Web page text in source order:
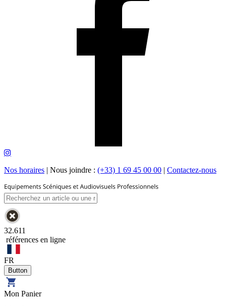
Nos horaires | Nous joindre : (+33) 1 69 45 00 00 | Contactez-nous
32.611
références en ligne
FR
Mon Panier